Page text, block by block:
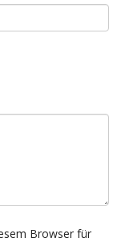
Browser für